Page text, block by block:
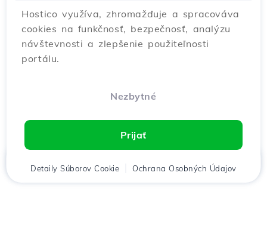
Hostico využíva, zhromažďuje a spracováva
cookies na funkčnosť, bezpečnosť, analýzu
návštevnosti a zlepšenie použiteľnosti
portálu.
Nezbytné
Prijať
Detaily Súborov Cookie Ochrana Osobných Údajov
Domov Klient Košík Chat Menu